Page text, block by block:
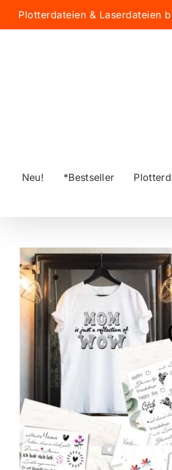
InhaltPlotterdateien & Laserdateien
Neu! *Bestseller